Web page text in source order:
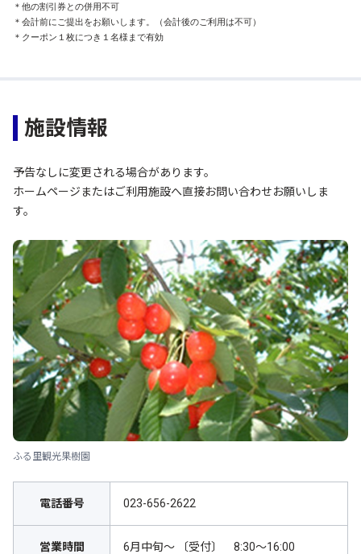
＊他の割引券との併用不可
＊会計前にご提出をお願いします。（会計後のご利用は不可）
＊クーポン１枚につき１名様まで有効
施設情報
予告なしに変更される場合があります。
ホームページまたはご利用施設へ直接お問い合わせお願いしま
す。
ふる里観光果樹園
電話番号 023-656-2622
営業時間 6月中旬～ 〔受付〕 8:30～16:00